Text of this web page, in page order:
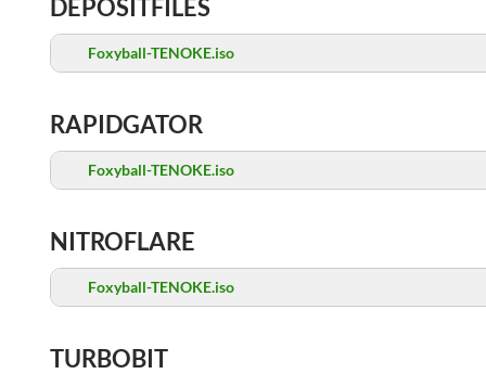
DEPOSITFILES
Foxyball-TENOKE.iso
RAPIDGATOR
Foxyball-TENOKE.iso
NITROFLARE
Foxyball-TENOKE.iso
TURBOBIT